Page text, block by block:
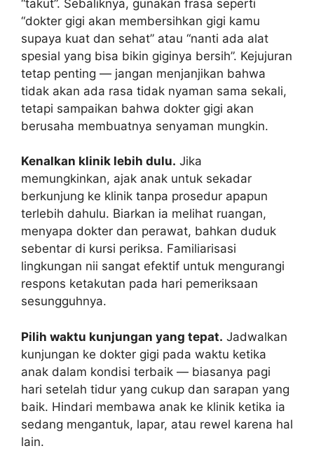
“takut”. Sebaliknya, gunakan frasa seperti
“dokter gigi akan membersihkan gigi kamu
supaya kuat dan sehat” atau “nanti ada alat
spesial yang bisa bikin giginya bersih”. Kejujuran
tetap penting — jangan menjanjikan bahwa
tidak akan ada rasa tidak nyaman sama sekali,
tetapi sampaikan bahwa dokter gigi akan
berusaha membuatnya senyaman mungkin.
Kenalkan klinik lebih dulu. Jika
memungkinkan, ajak anak untuk sekadar
berkunjung ke klinik tanpa prosedur apapun
terlebih dahulu. Biarkan ia melihat ruangan,
menyapa dokter dan perawat, bahkan duduk
sebentar di kursi periksa. Familiarisasi
lingkungan nii sangat efektif untuk mengurangi
respons ketakutan pada hari pemeriksaan
sesungguhnya.
Pilih waktu kunjungan yang tepat. Jadwalkan
kunjungan ke dokter gigi pada waktu ketika
anak dalam kondisi terbaik — biasanya pagi
hari setelah tidur yang cukup dan sarapan yang
baik. Hindari membawa anak ke klinik ketika ia
sedang mengantuk, lapar, atau rewel karena hal
lain.